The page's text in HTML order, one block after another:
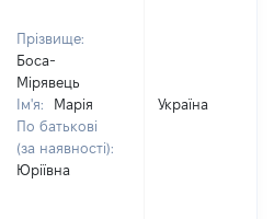
Прізвище:
Боса-
Мірявець
Ім'я:
Марія
По батькові
(за наявності):
Юріївна
Україна